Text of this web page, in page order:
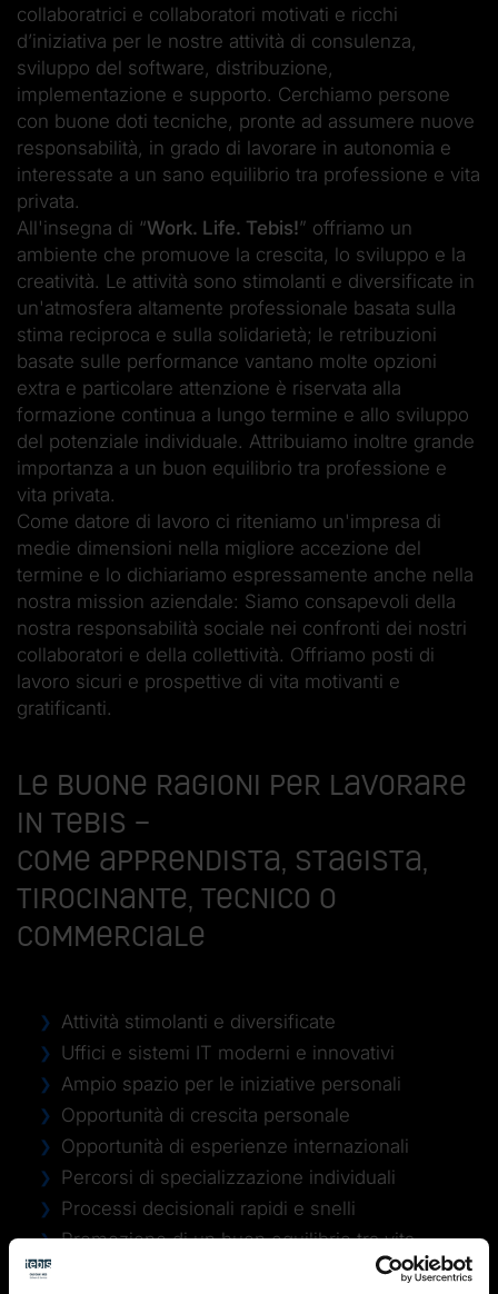
collaboratrici e collaboratori motivati e ricchi
d’iniziativa per le nostre attività di consulenza,
sviluppo del software, distribuzione,
implementazione e supporto. Cerchiamo persone
con buone doti tecniche, pronte ad assumere nuove
responsabilità, in grado di lavorare in autonomia e
interessate a un sano equilibrio tra professione e vita
privata.
All'insegna di “Work. Life. Tebis!” offriamo un
ambiente che promuove la crescita, lo sviluppo e la
creatività. Le attività sono stimolanti e diversificate in
un'atmosfera altamente professionale basata sulla
stima reciproca e sulla solidarietà; le retribuzioni
basate sulle performance vantano molte opzioni
extra e particolare attenzione è riservata alla
formazione continua a lungo termine e allo sviluppo
del potenziale individuale. Attribuiamo inoltre grande
importanza a un buon equilibrio tra professione e
vita privata.
Come datore di lavoro ci riteniamo un'impresa di
medie dimensioni nella migliore accezione del
termine e lo dichiariamo espressamente anche nella
nostra mission aziendale: Siamo consapevoli della
nostra responsabilità sociale nei confronti dei nostri
collaboratori e della collettività. Offriamo posti di
lavoro sicuri e prospettive di vita motivanti e
gratificanti.
Le buone ragioni per lavorare
in Tebis –
come apprendista, stagista,
tirocinante, tecnico o
commerciale
Attività stimolanti e diversificate
Uffici e sistemi IT moderni e innovativi
Ampio spazio per le iniziative personali
Opportunità di crescita personale
Opportunità di esperienze internazionali
Percorsi di specializzazione individuali
Processi decisionali rapidi e snelli
Promozione di un buon equilibrio tra vita